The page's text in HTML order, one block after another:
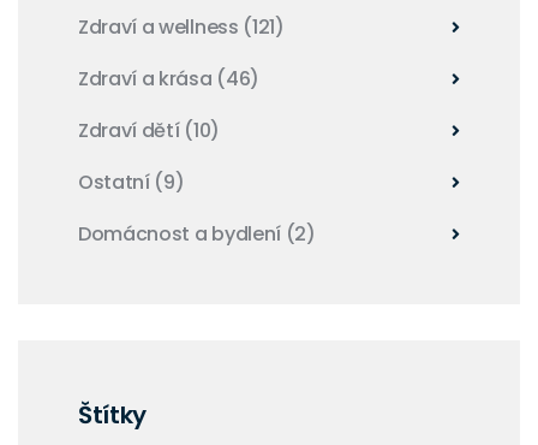
Zdraví a wellness (121)
Zdraví a krása (46)
Zdraví dětí (10)
Ostatní (9)
Domácnost a bydlení (2)
Štítky